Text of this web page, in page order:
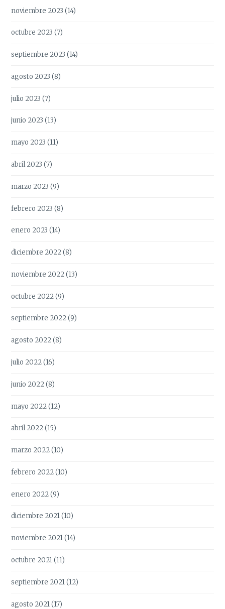
noviembre 2023 (14)
octubre 2023 (7)
septiembre 2023 (14)
agosto 2023 (8)
julio 2023 (7)
junio 2023 (13)
mayo 2023 (11)
abril 2023 (7)
marzo 2023 (9)
febrero 2023 (8)
enero 2023 (14)
diciembre 2022(8)
noviembre 2022(13)
octubre 2022(9)
septiembre 2022(9)
agosto 2022(8)
julio 2022(16)
junio 2022(8)
mayo 2022(12)
abril 2022(15)
marzo 2022(10)
febrero 2022(10)
enero 2022(9)
diciembre 2021(10)
noviembre 2021(14)
octubre 2021(11)
septiembre 2021(12)
agosto 2021(17)